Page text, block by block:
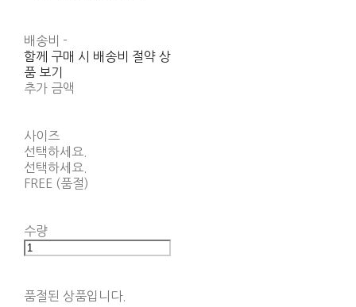
배송비 -
함께 구매 시 배송비 절약 상
품 보기
추가 금액
사이즈
선택하세요.
선택하세요.
FREE (품절)
수량
품절된 상품입니다.